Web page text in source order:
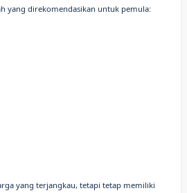
yang direkomendasikan untuk pemula:
yang terjangkau, tetapi tetap memiliki